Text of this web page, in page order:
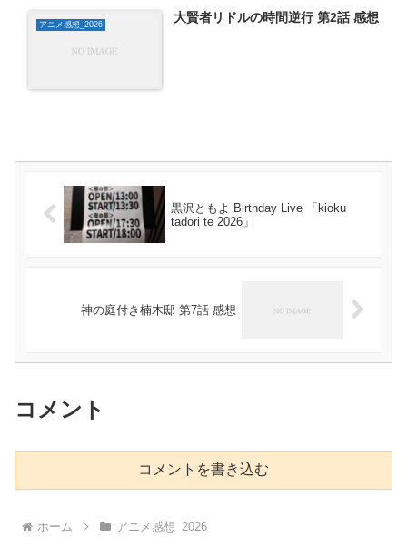
アニメ感想_2026 大賢者リドルの時間逆行 第2話 感想
黒沢ともよ Birthday Live 「kioku
tadori te 2026」
神の庭付き楠木邸 第7話 感想
コメント
コメントを書き込む
ホーム アニメ感想_2026